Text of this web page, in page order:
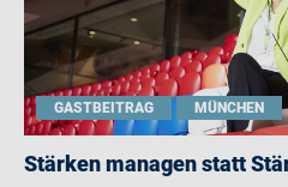
GASTBEITRAG MÜNCHEN
Stärken managen statt